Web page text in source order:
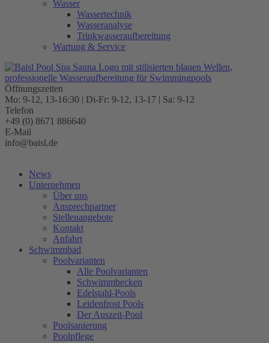
Wasser
Wassertechnik
Wasseranalyse
Trinkwasseraufbereitung
Wartung & Service
Öffnungszeiten
Mo: 9-12, 13-16:30 | Di-Fr: 9-12, 13-17 | Sa: 9-12
Telefon
+49 (0) 8671 886640
E-Mail
info@baisl.de
News
Unternehmen
Über uns
Ansprechpartner
Stellenangebote
Kontakt
Anfahrt
Schwimmbad
Poolvarianten
Alle Poolvarianten
Schwimmbecken
Edelstahl-Pools
Leidenfrost Pools
Der Auszeit-Pool
Poolsanierung
Poolpflege